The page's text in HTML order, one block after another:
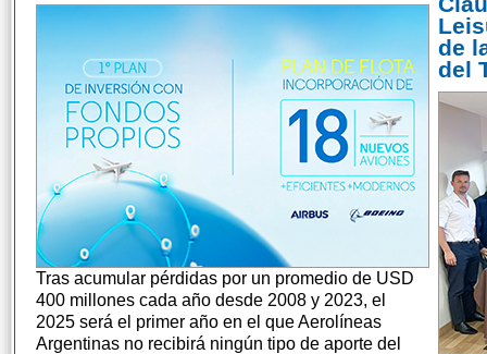
Tras acumular pérdidas por un promedio de USD
400 millones cada año desde 2008 y 2023, el
2025 será el primer año en el que Aerolíneas
Argentinas no recibirá ningún tipo de aporte del
de
del